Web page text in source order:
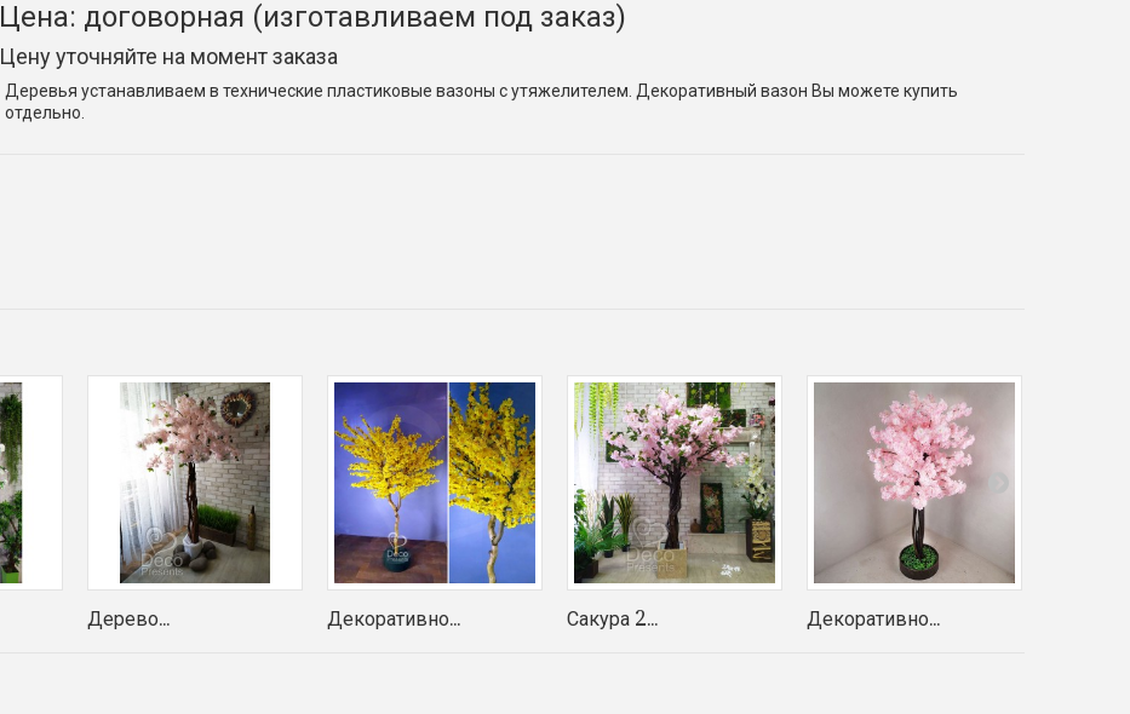
Цена: договорная (изготавливаем под заказ)
Цену уточняйте на момент заказа
Деревья устанавливаем в технические пластиковые вазоны с утяжелителем. Декоративный вазон Вы можете купить
отдельно.
Дерево... Декоративно... Сакура 2... Декоративно...